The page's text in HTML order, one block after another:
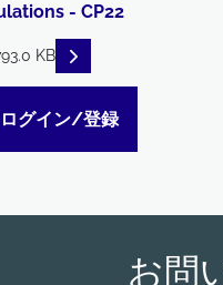
- CP22
KB READ DESCRIPTIONS
ログイン/登録
お問